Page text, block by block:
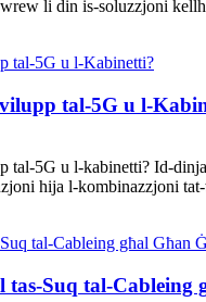
li din is-soluzzjoni
tal-5G u l-
tal-5G u l-kabinetti? Id-
hija l-kombinazzjoni
tas-Suq tal-